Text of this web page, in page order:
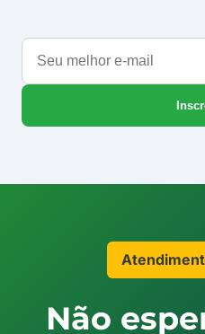
Seu
melhor
e-
Não